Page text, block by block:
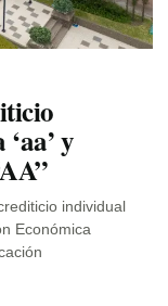
y
individual
Económica